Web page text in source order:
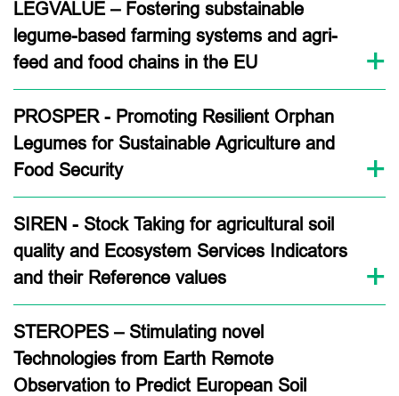
LEGVALUE – Fostering substainable
legume-based farming systems and agri-
feed and food chains in the EU
PROSPER - Promoting Resilient Orphan
Legumes for Sustainable Agriculture and
Food Security
SIREN - Stock Taking for agricultural soil
quality and Ecosystem Services Indicators
and their Reference values
STEROPES – Stimulating novel
Technologies from Earth Remote
Observation to Predict European Soil